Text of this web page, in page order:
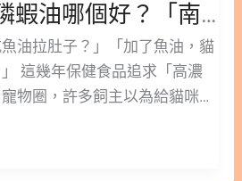
寵物魚油 vs 磷蝦油哪個好？「南極磷蝦油」才是毛孩的高吸收首選！
魚油拉肚子？」「加了魚油，貓
這幾年保健食品追求「高濃
物圈，許多飼主以為給貓咪狗
度魚油真的就這麼好嗎？身為